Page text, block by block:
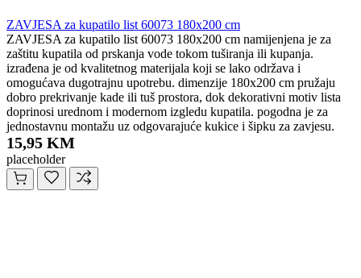
ZAVJESA za kupatilo list 60073 180x200 cm
ZAVJESA za kupatilo list 60073 180x200 cm namijenjena je za
zaštitu kupatila od prskanja vode tokom tuširanja ili kupanja.
izrađena je od kvalitetnog materijala koji se lako održava i
omogućava dugotrajnu upotrebu. dimenzije 180x200 cm pružaju
dobro prekrivanje kade ili tuš prostora, dok dekorativni motiv lista
doprinosi urednom i modernom izgledu kupatila. pogodna je za
jednostavnu montažu uz odgovarajuće kukice i šipku za zavjesu.
15,95 KM
placeholder